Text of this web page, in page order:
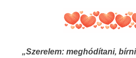
„Szerelem: meghódítani,